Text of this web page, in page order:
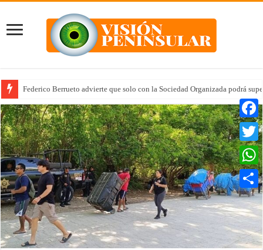
Federico Berrueto advierte que solo con la Sociedad Organizada podrá
Twitter